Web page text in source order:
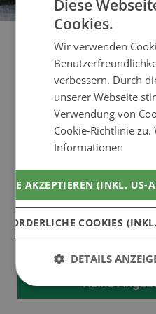
Angebote
Umgebung
Angebote und
Chaleturlaub im City-
Wien und
Wienerwald und
finden und buchen!
Keine
Diese
Cookies.
Wir verwenden
verbessern. Durch
unserer Webseite
Verwendung von
Cookie-Richtlinie zu.
Informationen
AKZEPTIEREN (INKL. US-
COOKIES
DETAILS